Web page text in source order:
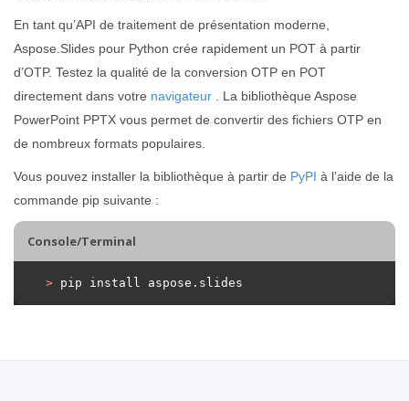
En tant qu’API de traitement de présentation moderne,
Aspose.Slides pour Python crée rapidement un POT à partir
d’OTP. Testez la qualité de la conversion OTP en POT
directement dans votre navigateur . La bibliothèque Aspose
PowerPoint PPTX vous permet de convertir des fichiers OTP en
de nombreux formats populaires.
Vous pouvez installer la bibliothèque à partir de PyPI à l’aide de la
commande pip suivante :
Console/Terminal
> pip install aspose.slides